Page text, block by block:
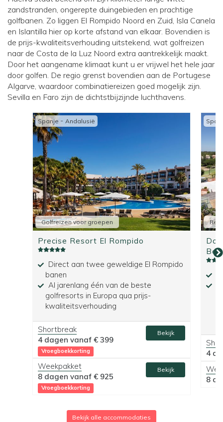
zandstranden, ongerepte duingebieden en prachtige
golfbanen. Zo liggen El Rompido Noord en Zuid, Isla Canela
en Islantilla hier op korte afstand van elkaar. Bovendien is
de prijs-kwaliteitsverhouding uitstekend, wat golfreizen
naar de Costa de la Luz Noord extra aantrekkelijk maakt.
Door het aangename klimaat kunt u er vrijwel het hele jaar
door golfen. De regio grenst bovendien aan de Portugese
Algarve, waardoor combinatiereizen goed mogelijk zijn.
Sevilla en Faro zijn de dichtstbijzijnde luchthavens.
Spanje - Andalusië
Golfreizen voor groepen
Precise Resort El Rompido
Direct aan twee geweldige El Rompido
banen
Al jarenlang één van de beste
golfresorts in Europa qua prijs-
kwaliteitsverhouding
Shortbreak
4 dagen vanaf € 399
Vroegboekkorting
Bekijk
Weekpakket
8 dagen vanaf € 925
Vroegboekkorting
Bekijk
4
8
Bekijk alle accommodaties